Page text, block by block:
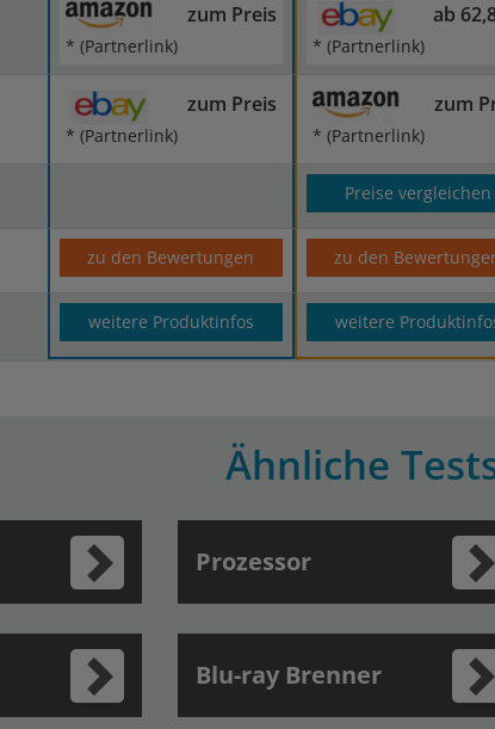
zum Preis
* (Partnerlink)
ab
* (Partnerlink)
zum Preis
* (Partnerlink)
zum
* (Partnerlink)
Preise vergleichen
zu den Bewertungen zu den
weitere Produktinfos weitere
Ähnliche
Prozessor
Blu-ray Brenner